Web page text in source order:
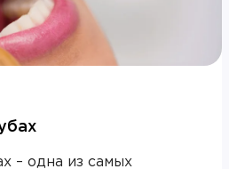
– одна из самых